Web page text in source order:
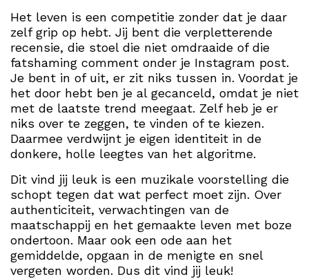
Het leven is een competitie zonder dat je daar
zelf grip op hebt. Jij bent die verpletterende
recensie, die stoel die niet omdraaide of die
fatshaming comment onder je Instagram post.
Je bent in of uit, er zit niks tussen in. Voordat je
het door hebt ben je al gecanceld, omdat je niet
met de laatste trend meegaat. Zelf heb je er
niks over te zeggen, te vinden of te kiezen.
Daarmee verdwijnt je eigen identiteit in de
donkere, holle leegtes van het algoritme.
Dit vind jij leuk is een muzikale voorstelling die
schopt tegen dat wat perfect moet zijn. Over
authenticiteit, verwachtingen van de
maatschappij en het gemaakte leven met boze
ondertoon. Maar ook een ode aan het
gemiddelde, opgaan in de menigte en snel
vergeten worden. Dus dit vind jij leuk!